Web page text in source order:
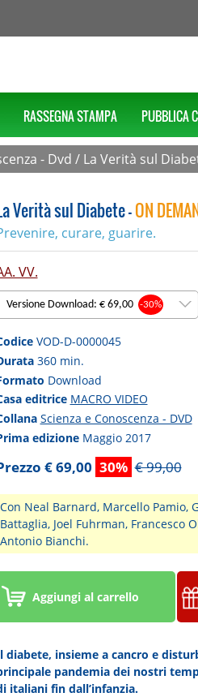
RASSEGNA STAMPA PUBBLICA
- Dvd / La Verità sul
Verità sul Diabete -ON
curare, guarire.
VV.
Versione Download: € 69,00-30%
VOD-D-0000045
360 min.
Download
editrice MACRO VIDEO
Scienza e Conoscenza - DVD
edizione Maggio 2017
€ 69,00 30% € 99,00
Con Neal Barnard, Marcello Pamio,
Battaglia, Joel Fuhrman, Francesco
Antonio Bianchi.
Aggiungi al carrello
diabete, insieme a cancro e
pandemia dei nostri
italiani fin dall’infanzia.